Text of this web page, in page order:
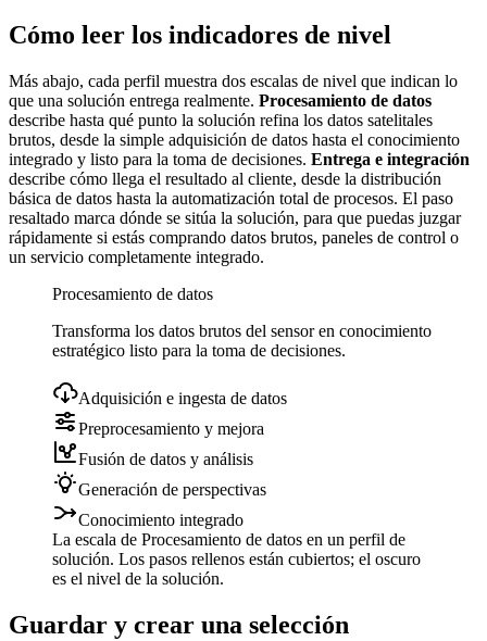
Cómo leer los indicadores de nivel
Más abajo, cada perfil muestra dos escalas de nivel que indican lo
que una solución entrega realmente. Procesamiento de datos
describe hasta qué punto la solución refina los datos satelitales
brutos, desde la simple adquisición de datos hasta el conocimiento
integrado y listo para la toma de decisiones. Entrega e integración
describe cómo llega el resultado al cliente, desde la distribución
básica de datos hasta la automatización total de procesos. El paso
resaltado marca dónde se sitúa la solución, para que puedas juzgar
rápidamente si estás comprando datos brutos, paneles de control o
un servicio completamente integrado.
Procesamiento de datos
Transforma los datos brutos del sensor en conocimiento
estratégico listo para la toma de decisiones.
Adquisición e ingesta de datos
Preprocesamiento y mejora
Fusión de datos y análisis
Generación de perspectivas
Conocimiento integrado
La escala de Procesamiento de datos en un perfil de
solución. Los pasos rellenos están cubiertos; el oscuro
es el nivel de la solución.
Guardar y crear una selección